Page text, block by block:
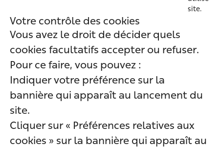
site.
Votre contrôle des cookies
Vous avez le droit de décider quels
cookies facultatifs accepter ou refuser.
Pour ce faire, vous pouvez :
Indiquer votre préférence sur la
bannière qui apparaît au lancement du
site.
Cliquer sur « Préférences relatives aux
cookies » sur la bannière qui apparaît au